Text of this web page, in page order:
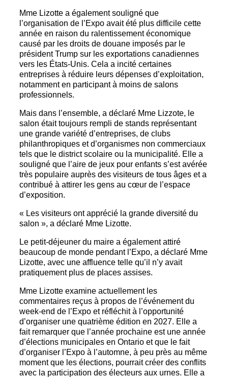
Mme Lizotte a également souligné que
l’organisation de l’Expo avait été plus difficile cette
année en raison du ralentissement économique
causé par les droits de douane imposés par le
président Trump sur les exportations canadiennes
vers les États-Unis. Cela a incité certaines
entreprises à réduire leurs dépenses d’exploitation,
notamment en participant à moins de salons
professionnels.
Mais dans l’ensemble, a déclaré Mme Lizzote, le
salon était toujours rempli de stands représentant
une grande variété d’entreprises, de clubs
philanthropiques et d’organismes non commerciaux
tels que le district scolaire ou la municipalité. Elle a
souligné que l’aire de jeux pour enfants s’est avérée
très populaire auprès des visiteurs de tous âges et a
contribué à attirer les gens au cœur de l’espace
d’exposition.
« Les visiteurs ont apprécié la grande diversité du
salon », a déclaré Mme Lizotte.
Le petit-déjeuner du maire a également attiré
beaucoup de monde pendant l’Expo, a déclaré Mme
Lizotte, avec une affluence telle qu’il n’y avait
pratiquement plus de places assises.
Mme Lizotte examine actuellement les
commentaires reçus à propos de l’événement du
week-end de l’Expo et réfléchit à l’opportunité
d’organiser une quatrième édition en 2027. Elle a
fait remarquer que l’année prochaine est une année
d’élections municipales en Ontario et que le fait
d’organiser l’Expo à l’automne, à peu près au même
moment que les élections, pourrait créer des conflits
avec la participation des électeurs aux urnes. Elle a